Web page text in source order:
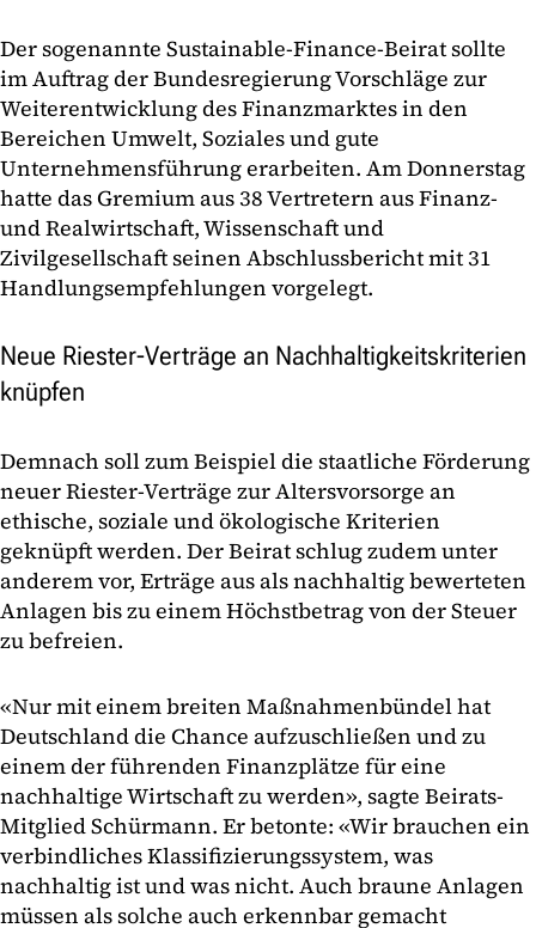
Der sogenannte Sustainable-Finance-Beirat sollte
im Auftrag der Bundesregierung Vorschläge zur
Weiterentwicklung des Finanzmarktes in den
Bereichen Umwelt, Soziales und gute
Unternehmensführung erarbeiten. Am Donnerstag
hatte das Gremium aus 38 Vertretern aus Finanz-
und Realwirtschaft, Wissenschaft und
Zivilgesellschaft seinen Abschlussbericht mit 31
Handlungsempfehlungen vorgelegt.
Neue Riester-Verträge an Nachhaltigkeitskriterien
knüpfen
Demnach soll zum Beispiel die staatliche Förderung
neuer Riester-Verträge zur Altersvorsorge an
ethische, soziale und ökologische Kriterien
geknüpft werden. Der Beirat schlug zudem unter
anderem vor, Erträge aus als nachhaltig bewerteten
Anlagen bis zu einem Höchstbetrag von der Steuer
zu befreien.
«Nur mit einem breiten Maßnahmenbündel hat
Deutschland die Chance aufzuschließen und zu
einem der führenden Finanzplätze für eine
nachhaltige Wirtschaft zu werden», sagte Beirats-
Mitglied Schürmann. Er betonte: «Wir brauchen ein
verbindliches Klassifizierungssystem, was
nachhaltig ist und was nicht. Auch braune Anlagen
müssen als solche auch erkennbar gemacht